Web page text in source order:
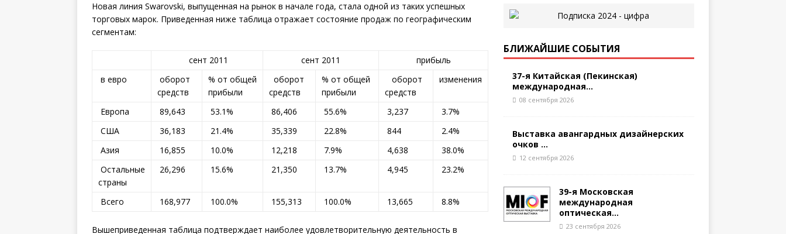
Новая линия Swarovski, выпущенная на рынок в начале года, стала одной из таких успешных
торговых марок. Приведенная ниже таблица отражает состояние продаж по географическим
сегментам:
сент 2011 сент 2011
прибыль
в евро
оборот
средств
% от общей
прибыли
оборот
средств
% от общей
прибыли
оборот
средств
изменения
Европа 89,643 53.1% 86,406 55.6% 3,237
3.7%
США
36,183 21.4% 35,339 22.8% 844
2.4%
Азия
16,855 10.0% 12,218 7.9% 4,638
38.0%
Остальные
страны
26,296 15.6% 21,350 13.7% 4,945 23.2%
Всего 168,977 100.0% 155,313 100.0% 13,665 8.8%
Вышеприведенная таблица подтверждает наиболее удовлетворительную деятельность в
БЛИЖАЙШИЕ СОБЫТИЯ
37-я Китайская (Пекинская)
международная...
08 сентября 2026
Выставка авангардных дизайнерских
очков ...
12 сентября 2026
39-я Московская
международная
оптическая...
23 сентября 2026